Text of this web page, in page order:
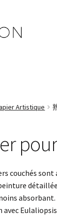
Artistique
couchés
absorbant.